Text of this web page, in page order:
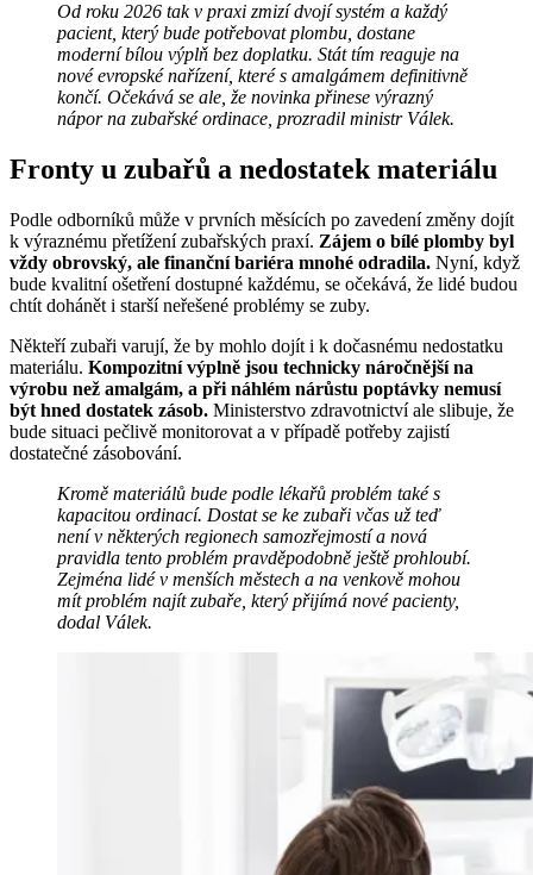
Od roku 2026 tak v praxi zmizí dvojí systém a každý
pacient, který bude potřebovat plombu, dostane
moderní bílou výplň bez doplatku. Stát tím reaguje na
nové evropské nařízení, které s amalgámem definitivně
končí. Očekává se ale, že novinka přinese výrazný
nápor na zubařské ordinace, prozradil ministr Válek.
Fronty u zubařů a nedostatek materiálu
Podle odborníků může v prvních měsících po zavedení změny dojít
k výraznému přetížení zubařských praxí. Zájem o bílé plomby byl
vždy obrovský, ale finanční bariéra mnohé odradila. Nyní, když
bude kvalitní ošetření dostupné každému, se očekává, že lidé budou
chtít dohánět i starší neřešené problémy se zuby.
Někteří zubaři varují, že by mohlo dojít i k dočasnému nedostatku
materiálu. Kompozitní výplně jsou technicky náročnější na
výrobu než amalgám, a při náhlém nárůstu poptávky nemusí
být hned dostatek zásob. Ministerstvo zdravotnictví ale slibuje, že
bude situaci pečlivě monitorovat a v případě potřeby zajistí
dostatečné zásobování.
Kromě materiálů bude podle lékařů problém také s
kapacitou ordinací. Dostat se ke zubaři včas už teď
není v některých regionech samozřejmostí a nová
pravidla tento problém pravděpodobně ještě prohloubí.
Zejména lidé v menších městech a na venkově mohou
mít problém najít zubaře, který přijímá nové pacienty,
dodal Válek.